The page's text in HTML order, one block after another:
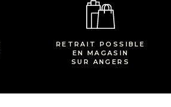
RETRAIT POSSIBLE
EN MAGASIN
SUR ANGERS